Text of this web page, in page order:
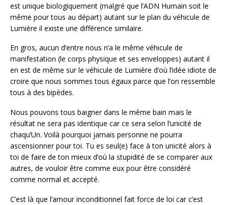
est unique biologiquement (malgré que l’ADN Humain soit le
même pour tous au départ) autant sur le plan du véhicule de
Lumière il existe une différence similaire.
En gros, aucun d’entre nous n’a le même véhicule de
manifestation (le corps physique et ses enveloppes) autant il
en est de même sur le véhicule de Lumière d’où l’idée idiote de
croire que nous sommes tous égaux parce que l’on ressemble
tous à des bipèdes.
Nous pouvons tous baigner dans le même bain mais le
résultat ne sera pas identique car ce sera selon l’unicité de
chaqu’Un. Voilà pourquoi jamais personne ne pourra
ascensionner pour toi. Tu es seul(e) face à ton unicité alors à
toi de faire de ton mieux d’où la stupidité de se comparer aux
autres, de vouloir être comme eux pour être considéré
comme normal et accepté.
C’est là que l’amour inconditionnel fait force de loi car c’est